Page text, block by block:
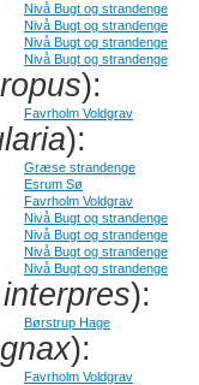
Nivå Bugt og strandenge
Nivå Bugt og strandenge
Nivå Bugt og strandenge
Nivå Bugt og strandenge
):
Favrholm Voldgrav
):
Græse strandenge
Esrum Sø
Favrholm Voldgrav
Nivå Bugt og strandenge
Nivå Bugt og strandenge
Nivå Bugt og strandenge
Nivå Bugt og strandenge
):
Børstrup Hage
):
Favrholm Voldgrav